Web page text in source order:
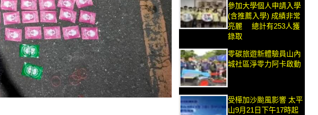
參加大學個人申請入學
(含推薦入學) 成績非常
亮麗 總計有253人獲
錄取
零碳旅遊新體驗員山內
城社區淨零力阿卡啟動
受樺加沙颱風影響 太平
山9月21日下午17時起